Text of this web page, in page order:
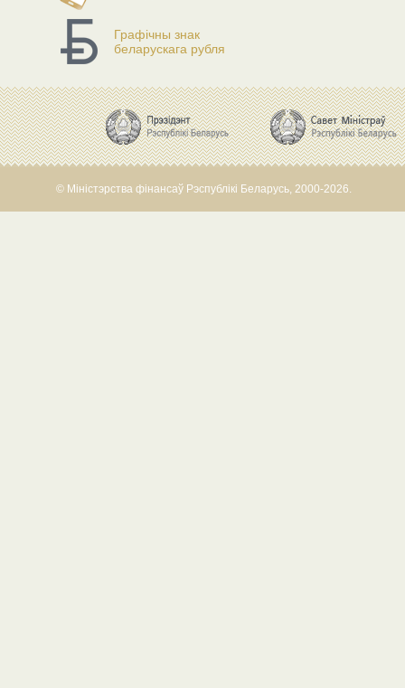
Графічны знак
беларускага рубля
© Міністэрства фінансаў Рэспублікі Беларусь, 2000-2026.